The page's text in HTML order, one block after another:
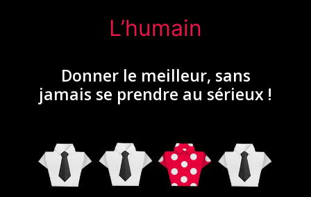
L’humain
Donner le meilleur, sans
jamais se prendre au sérieux !